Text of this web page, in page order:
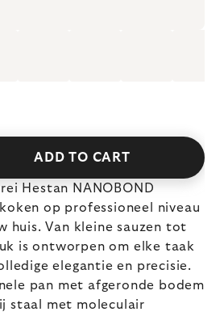
ADD TO CART
Hestan NANOBOND
op professioneel niveau
huis. Van kleine sauzen tot
is ontworpen om elke taak
elegantie en precisie.
pan met afgeronde bodem
staal met moleculair